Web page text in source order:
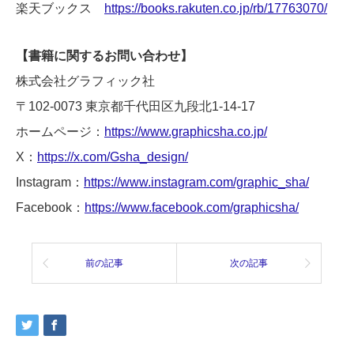
楽天ブックス
https://books.rakuten.co.jp/rb/17763070/
【書籍に関するお問い合わせ】
株式会社グラフィック社
〒102-0073 東京都千代田区九段北1-14-17
ホームページ： https://www.graphicsha.co.jp/
X： https://x.com/Gsha_design/
Instagram： https://www.instagram.com/graphic_sha/
Facebook： https://www.facebook.com/graphicsha/
前の記事 次の記事